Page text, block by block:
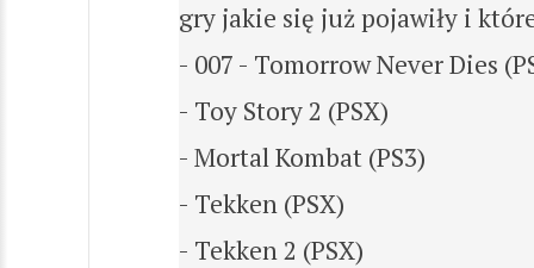
gry jakie się już pojawiły i
- 007 - Tomorrow Never Dies
- Toy Story 2 (PSX)
- Mortal Kombat (PS3)
- Tekken (PSX)
- Tekken 2 (PSX)